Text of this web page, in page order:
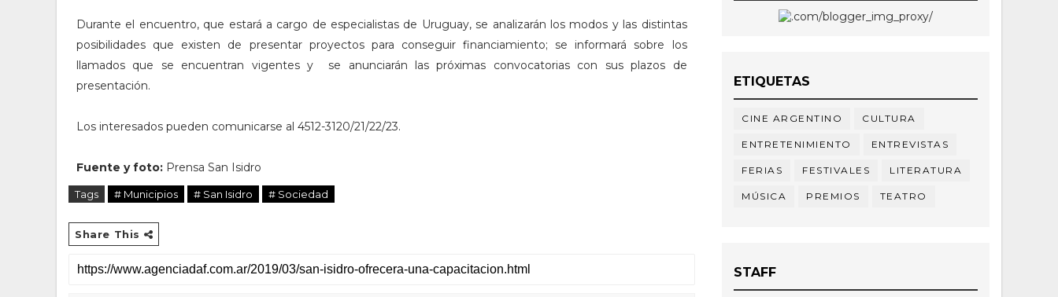
Durante el encuentro, que estará a cargo de especialistas de Uruguay, se analizarán los modos y las distintas
posibilidades que existen de presentar proyectos para conseguir financiamiento; se informará sobre los
llamados que se encuentran vigentes y se anunciarán las próximas convocatorias con sus plazos de
presentación.
Los interesados pueden comunicarse al 4512-3120/21/22/23.
Fuente y foto: Prensa San Isidro
Tags # Municipios # San Isidro # Sociedad
Share This
ETIQUETAS
CINE ARGENTINO CULTURA
ENTRETENIMIENTO ENTREVISTAS
FERIAS FESTIVALES LITERATURA
MÚSICA PREMIOS TEATRO
STAFF